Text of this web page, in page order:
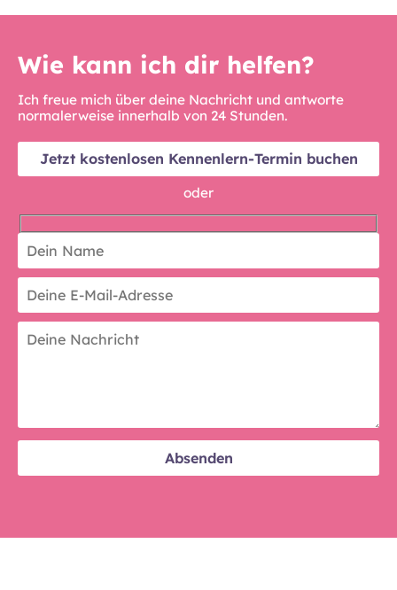
Wie kann ich dir helfen?
Ich freue mich über deine Nachricht und antworte
normalerweise innerhalb von 24 Stunden.
Jetzt kostenlosen Kennenlern-Termin buchen
oder